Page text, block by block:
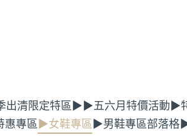
清限定特區 ▶▶五六月特價活動 ▶
專區 ▶女鞋專區 ▶男鞋專區部落格